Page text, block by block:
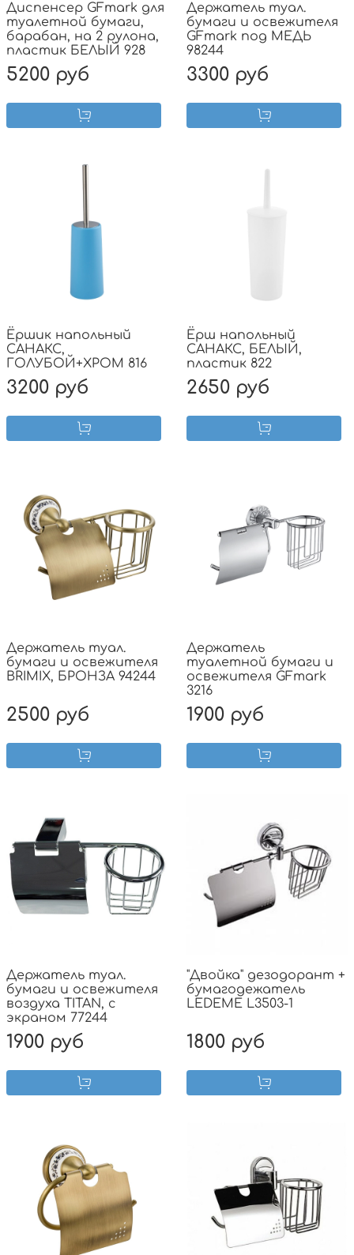
Диспенсер GFmark для
туалетной бумаги,
барабан, на 2 рулона,
пластик БЕЛЫЙ 928
5200 руб
Держатель туал.
бумаги и освежителя
GFmark под МЕДЬ
98244
3300 руб
Ёршик напольный
САНАКС,
ГОЛУБОЙ+ХРОМ 816
3200 руб
Ёрш напольный
САНАКС, БЕЛЫЙ,
пластик 822
2650 руб
Держатель туал.
бумаги и освежителя
BRIMIX, БРОНЗА 94244
2500 руб
Держатель
туалетной бумаги и
освежителя GFmark
3216
1900 руб
Держатель туал.
бумаги и освежителя
воздуха TITAN, с
экраном 77244
1900 руб
"Двойка" дезодорант +
бумагодежатель
LEDEME L3503-1
1800 руб